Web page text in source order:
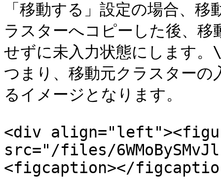
「移動する」設定の場合、
ラスターへコピーした後、
せずに未入力状態にします。
つまり、移動元クラスター
るイメージとなります。
<div
src="/files/
<figcaption></